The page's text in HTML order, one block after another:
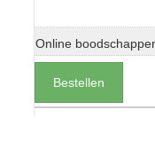
Online
Bestellen